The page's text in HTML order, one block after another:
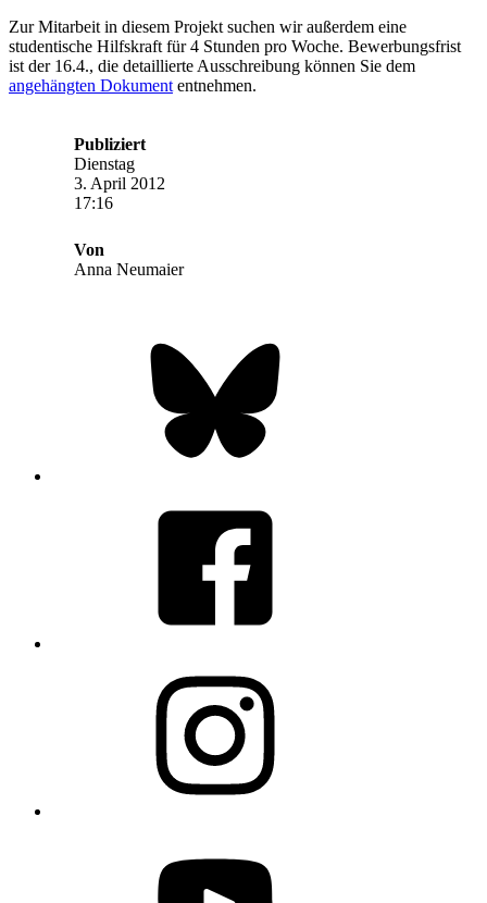
Zur Mitarbeit in diesem Projekt suchen wir außerdem eine
studentische Hilfskraft für 4 Stunden pro Woche. Bewerbungsfrist
ist der 16.4., die detaillierte Ausschreibung können Sie dem
angehängten Dokument entnehmen.
Publiziert
Dienstag
3. April 2012
17:16
Von
Anna Neumaier